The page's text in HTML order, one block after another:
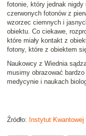
fotonie, który jednak nigdy
czerwonych fotonów z
wzorzec ciemnych i
obiektu. Co ciekawe,
które miały kontakt z
fotony, które z obiektem
Naukowcy z Wiednia
musimy obrazować
medycynie i naukach
Źródło: Instytut